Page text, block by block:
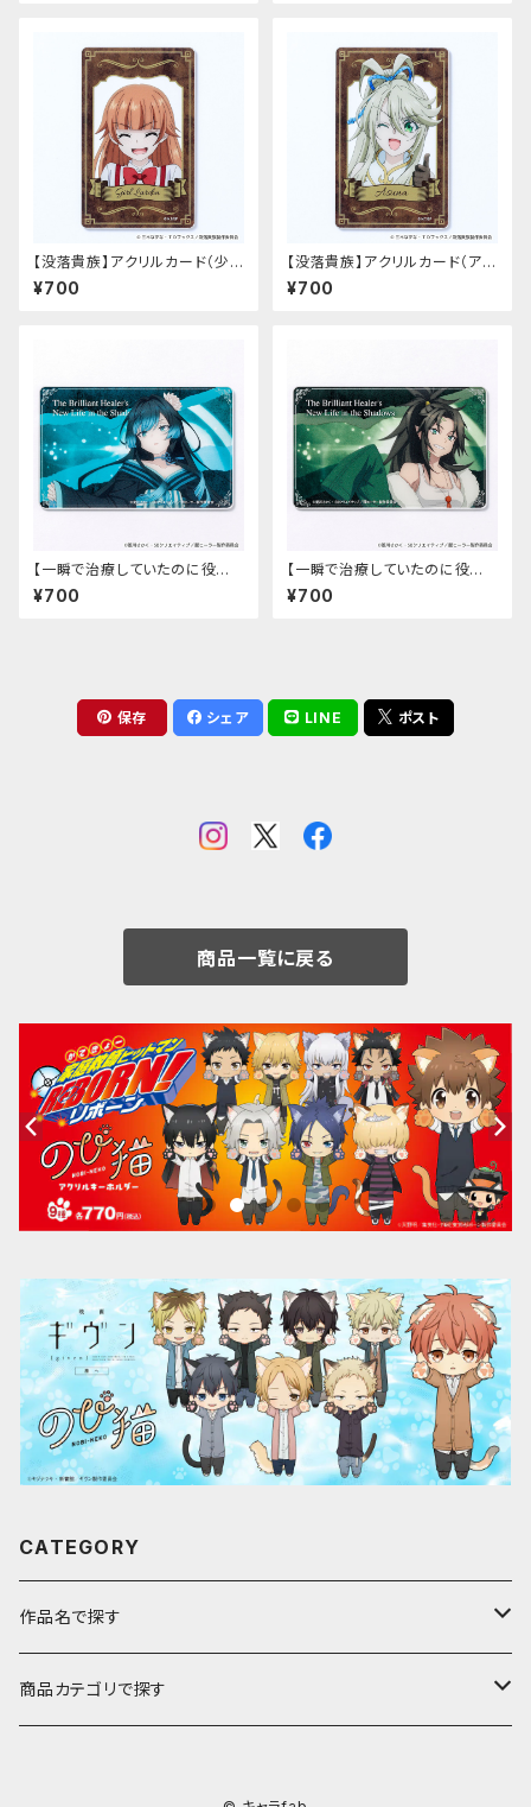
【没落貴族】アクリルカード（少
女ラードーン）
¥700
【没落貴族】アクリルカード（アス
ナ）
¥700
【一瞬で治療していたのに役立
たずと追放された天才治癒師、
闇ヒーラーとして楽しく生きる】
¥700
【一瞬で治療していたのに役立
たずと追放された天才治癒師、
闇ヒーラーとして楽しく生きる】
¥700
保存 シェア LINE ポスト
商品一覧に戻る
CATEGORY
作品名で探す
ア行
商品カテゴリで探す